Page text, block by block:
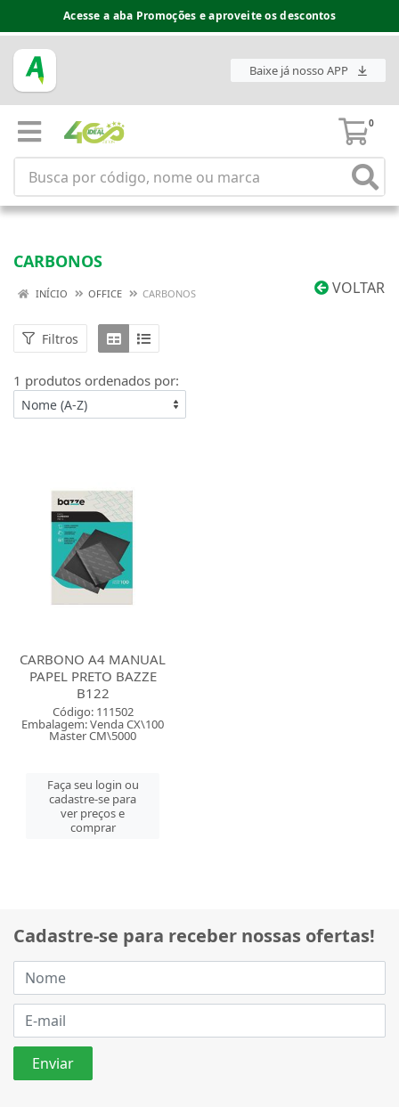
Acesse a aba Promoções e aproveite os descontos
Baixe já nosso APP
0
CARBONOS
VOLTAR
INÍCIO OFFICE CARBONOS
Filtros
1 produtos ordenados por:
CARBONO A4 MANUAL
PAPEL PRETO BAZZE
B122
Código: 111502
Embalagem: Venda CX\100
Master CM\5000
Faça seu login ou
cadastre-se para
ver preços e
comprar
Cadastre-se para receber nossas ofertas!